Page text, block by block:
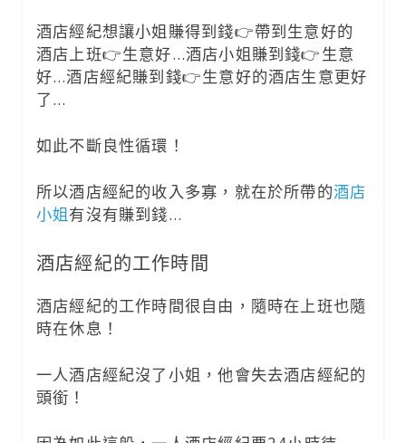
酒店經紀想讓小姐賺得到錢👉帶到生意好的
酒店上班👉生意好…酒店小姐賺到錢👉生意
好…酒店經紀賺到錢👉生意好的酒店生意更好
了…
如此不斷良性循環！
所以酒店經紀的收入多寡，就在於所帶的酒店
小姐有沒有賺到錢…
酒店經紀的工作時間
酒店經紀的工作時間很自由，隨時在上班也隨
時在休息！
一人酒店經紀沒了小姐，他會失去酒店經紀的
頭銜！